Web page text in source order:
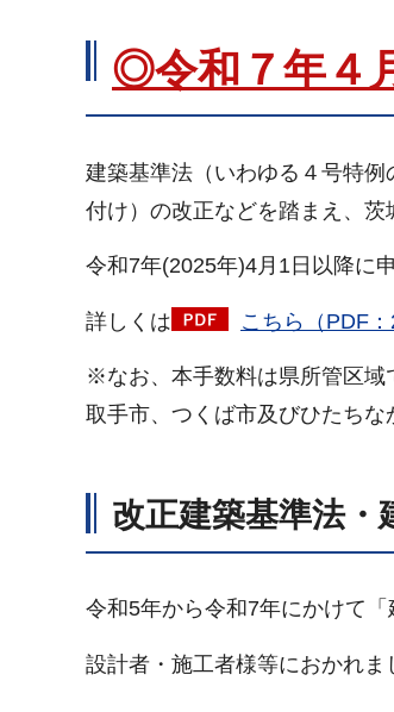
◎令和７年４
建築基準法（いわゆる４号特
付け）の改正などを踏まえ、茨
令和7年(2025年)4月1日以降に
詳しくは こちら（PDF：
※なお、本手数料は県所管区域
取手市、つくば市及びひたちな
改正建築基準法
令和5年から令和7年にかけて
設計者・施工者様等におかれま